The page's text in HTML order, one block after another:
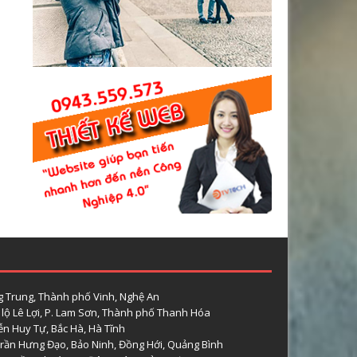
Thành phố Vinh, Nghệ An
Lê Lợi, P. Lam Sơn, Thành phố Thanh Hóa
Huy Tự, Bắc Hà, Hà Tĩnh
Hưng Đạo, Bảo Ninh, Đồng Hới, Quảng Bình